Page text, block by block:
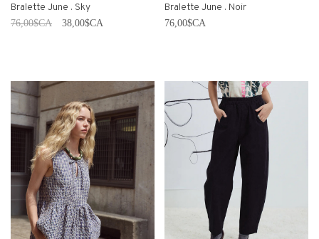
Bralette June . Sky
76,00$CA 38,00$CA
Bralette June . Noir
76,00$CA